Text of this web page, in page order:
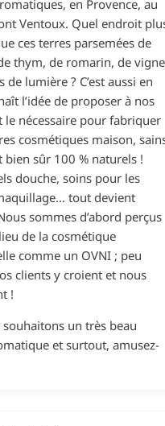
en Provence, au
Ventoux. Quel endroit
ces terres parsemées de
thym, de romarin, de
de lumière ? C’est aussi en
l’idée de proposer à nos
le nécessaire pour fabriquer
cosmétiques maison,
bien sûr 100 % naturels !
douche, soins pour les
tout devient
sommes d’abord perçus
de la cosmétique
comme un OVNI ; peu
clients y croient et nous
!
un très beau
et surtout, amusez-